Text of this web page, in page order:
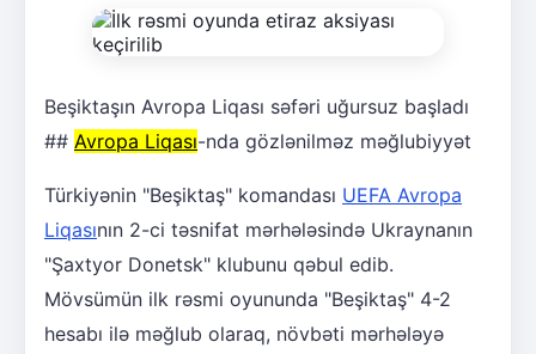
Beşiktaşın Avropa Liqası səfəri uğursuz başladı
## Avropa Liqası-nda gözlənilməz məğlubiyyət
Türkiyənin "Beşiktaş" komandası UEFA Avropa
Liqasının 2-ci təsnifat mərhələsində Ukraynanın
"Şaxtyor Donetsk" klubunu qəbul edib.
Mövsümün ilk rəsmi oyununda "Beşiktaş" 4-2
hesabı ilə məğlub olaraq, növbəti mərhələyə